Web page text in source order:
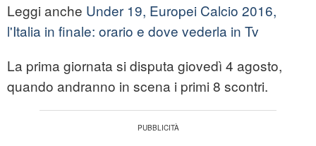
Leggi anche Under 19, Europei Calcio 2016,
l'Italia in finale: orario e dove vederla in Tv
La prima giornata si disputa giovedì 4 agosto,
quando andranno in scena i primi 8 scontri.